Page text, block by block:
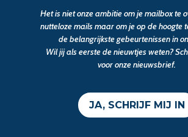
Het is niet onze ambitie om je mailbox te
nutteloze mails maar om je op de hoogte
de belangrijkste gebeurtenissen in
Wil jij als eerste de nieuwtjes weten?
voor onze nieuwsbrief.
JA, SCHRIJF MIJ IN